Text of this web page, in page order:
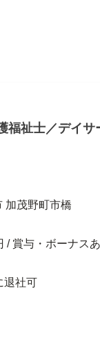
福祉士／デイ
加茂野町市橋
/ 賞与・ボーナス
退社可